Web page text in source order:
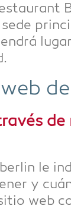
le
y
web